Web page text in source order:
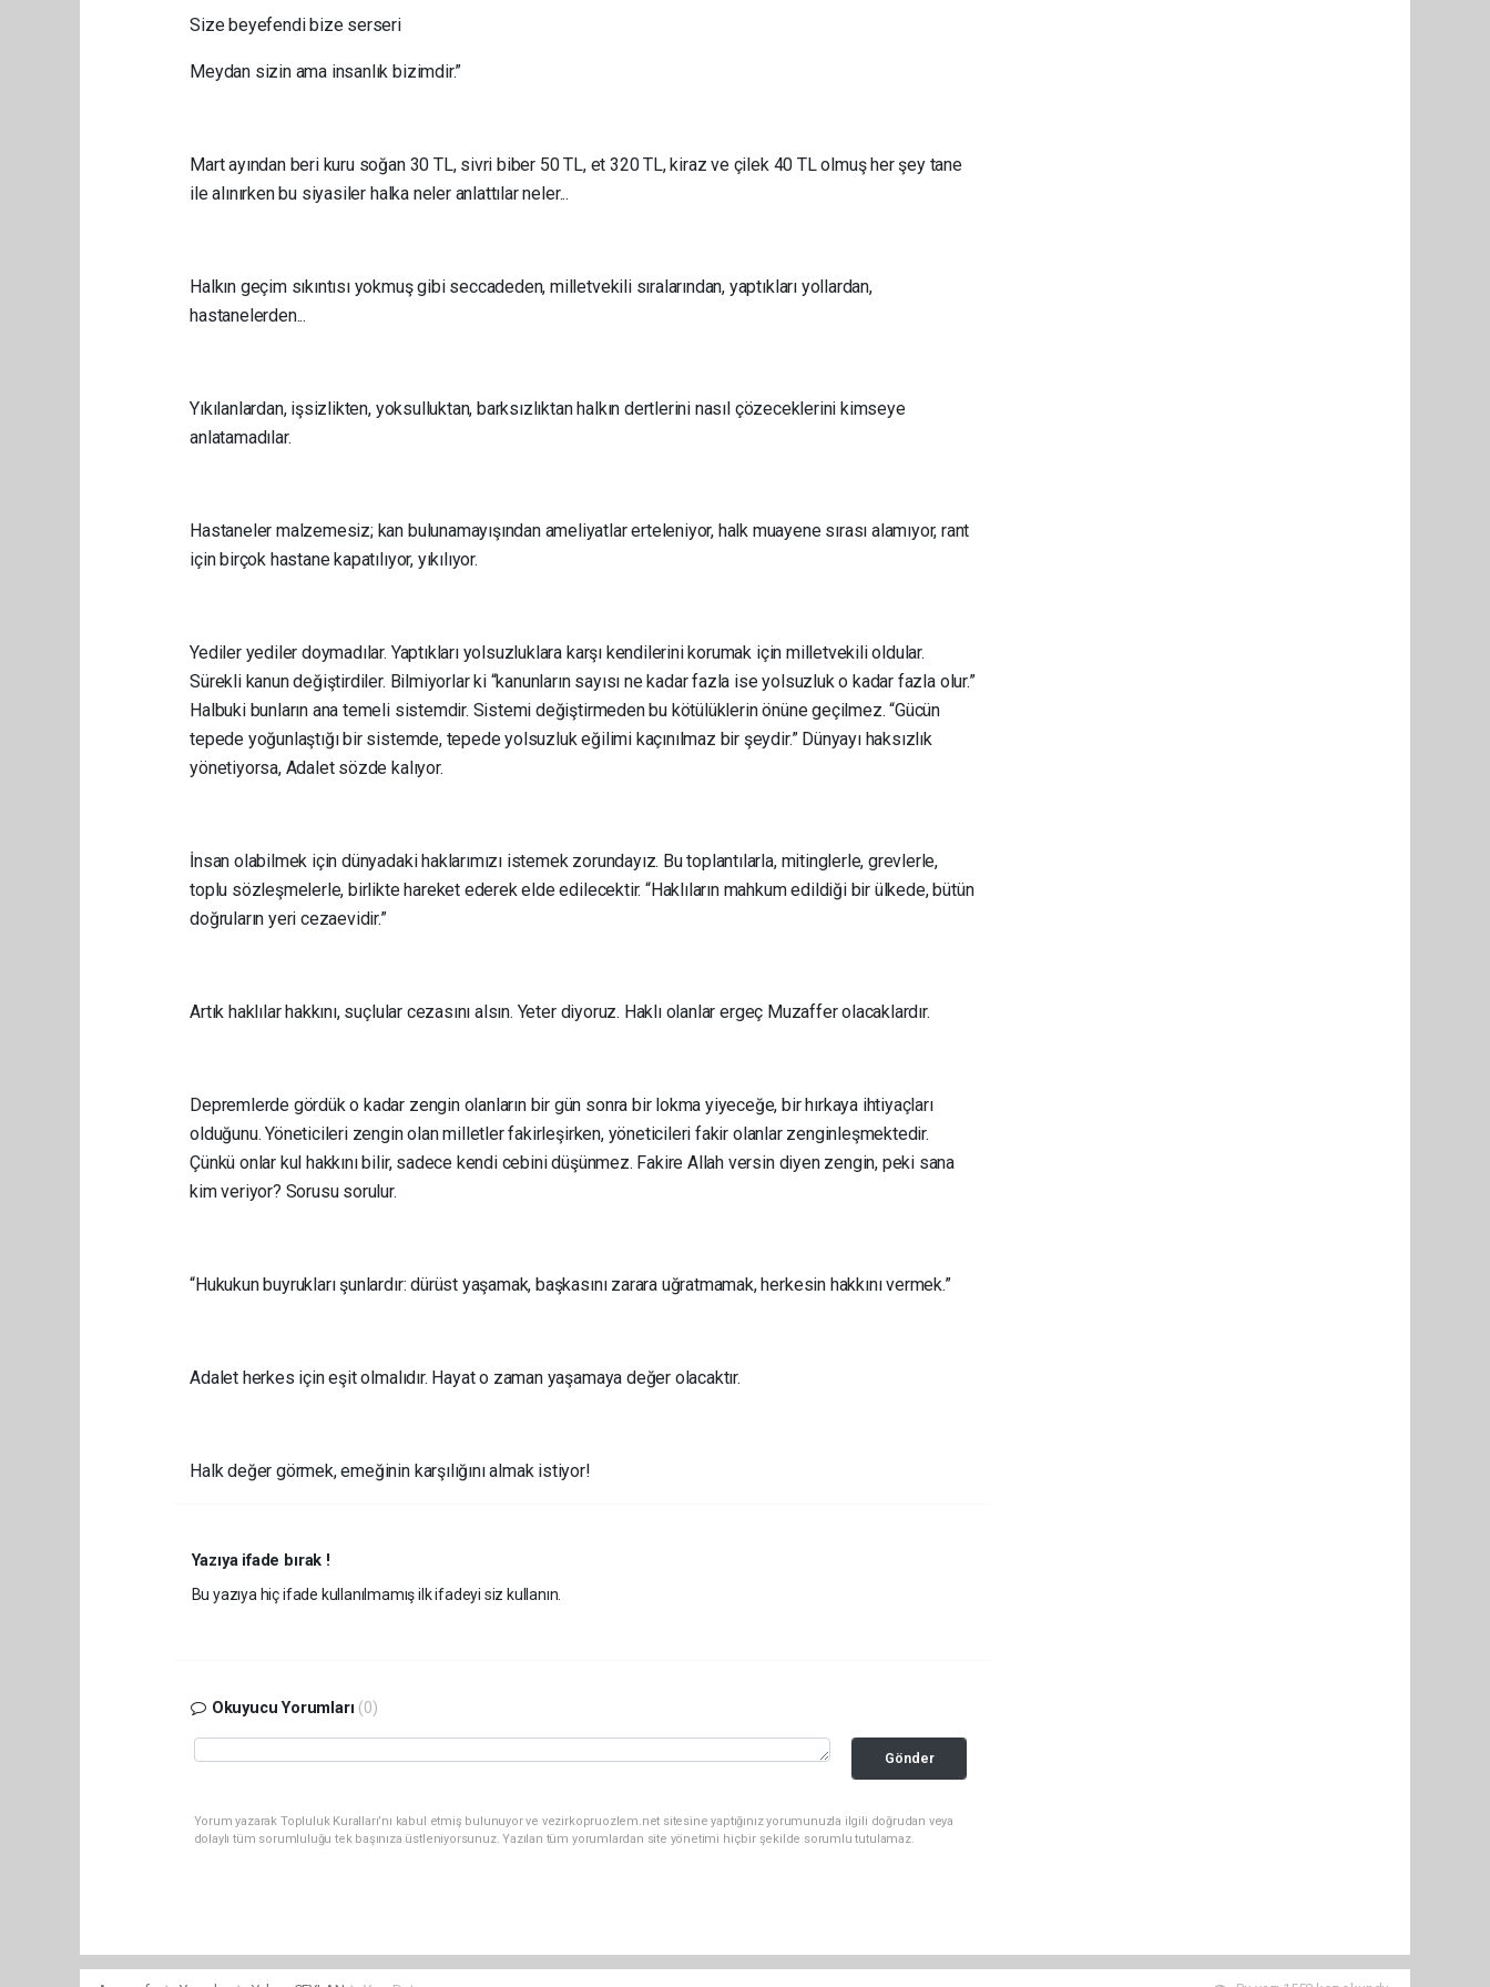
Size beyefendi bize serseri
Meydan sizin ama insanlık bizimdir.”
Mart ayından beri kuru soğan 30 TL, sivri biber 50 TL, et 320 TL, kiraz ve çilek 40 TL olmuş her şey tane
ile alınırken bu siyasiler halka neler anlattılar neler...
Halkın geçim sıkıntısı yokmuş gibi seccadeden, milletvekili sıralarından, yaptıkları yollardan,
hastanelerden...
Yıkılanlardan, işsizlikten, yoksulluktan, barksızlıktan halkın dertlerini nasıl çözeceklerini kimseye
anlatamadılar.
Hastaneler malzemesiz; kan bulunamayışından ameliyatlar erteleniyor, halk muayene sırası alamıyor, rant
için birçok hastane kapatılıyor, yıkılıyor.
Yediler yediler doymadılar. Yaptıkları yolsuzluklara karşı kendilerini korumak için milletvekili oldular.
Sürekli kanun değiştirdiler. Bilmiyorlar ki “kanunların sayısı ne kadar fazla ise yolsuzluk o kadar fazla olur.”
Halbuki bunların ana temeli sistemdir. Sistemi değiştirmeden bu kötülüklerin önüne geçilmez. “Gücün
tepede yoğunlaştığı bir sistemde, tepede yolsuzluk eğilimi kaçınılmaz bir şeydir.” Dünyayı haksızlık
yönetiyorsa, Adalet sözde kalıyor.
İnsan olabilmek için dünyadaki haklarımızı istemek zorundayız. Bu toplantılarla, mitinglerle, grevlerle,
toplu sözleşmelerle, birlikte hareket ederek elde edilecektir. “Haklıların mahkum edildiği bir ülkede, bütün
doğruların yeri cezaevidir.”
Artık haklılar hakkını, suçlular cezasını alsın. Yeter diyoruz. Haklı olanlar ergeç Muzaffer olacaklardır.
Depremlerde gördük o kadar zengin olanların bir gün sonra bir lokma yiyeceğe, bir hırkaya ihtiyaçları
olduğunu. Yöneticileri zengin olan milletler fakirleşirken, yöneticileri fakir olanlar zenginleşmektedir.
Çünkü onlar kul hakkını bilir, sadece kendi cebini düşünmez. Fakire Allah versin diyen zengin, peki sana
kim veriyor? Sorusu sorulur.
“Hukukun buyrukları şunlardır: dürüst yaşamak, başkasını zarara uğratmamak, herkesin hakkını vermek.”
Adalet herkes için eşit olmalıdır. Hayat o zaman yaşamaya değer olacaktır.
Halk değer görmek, emeğinin karşılığını almak istiyor!
Yazıya ifade bırak !
Bu yazıya hiç ifade kullanılmamış ilk ifadeyi siz kullanın.
Okuyucu Yorumları (0)
Gönder
Yorum yazarak Topluluk Kuralları’nı kabul etmiş bulunuyor ve vezirkopruozlem.net sitesine yaptığınız yorumunuzla ilgili doğrudan veya
dolaylı tüm sorumluluğu tek başınıza üstleniyorsunuz. Yazılan tüm yorumlardan site yönetimi hiçbir şekilde sorumlu tutulamaz.